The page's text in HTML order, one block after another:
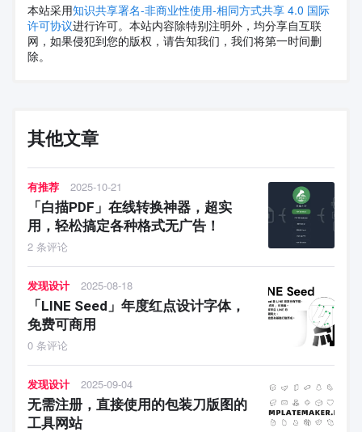
本站采用知识共享署名-非商业性使用-相同方式共享 4.0 国际
许可协议进行许可。本站内容除特别注明外，均分享自互联
网，如果侵犯到您的版权，请告知我们，我们将第一时间删
除。
其他文章
有推荐 2025-10-21
「白描PDF」在线转换神器，超实
用，轻松搞定各种格式无广告！
2 条评论
发现设计 2025-08-18
「LINE Seed」年度红点设计字体，
免费可商用
0 条评论
发现设计 2025-09-04
无需注册，直接使用的包装刀版图的
工具网站